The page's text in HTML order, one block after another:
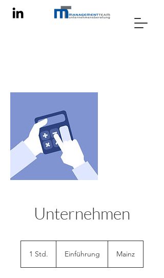
Unternehmen
1 Std. Einführung Mainz